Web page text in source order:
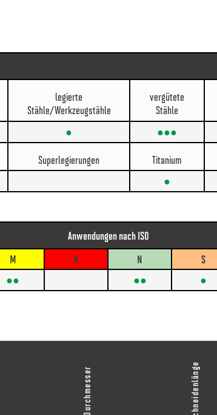
legierte
Stähle/Werkzeugstähle
vergütete
Stähle
● ●●●
Superlegierungen Titanium
●
Anwendungen nach ISO
M K N S
●● ●● ●
Durchmesser Schneidenlänge